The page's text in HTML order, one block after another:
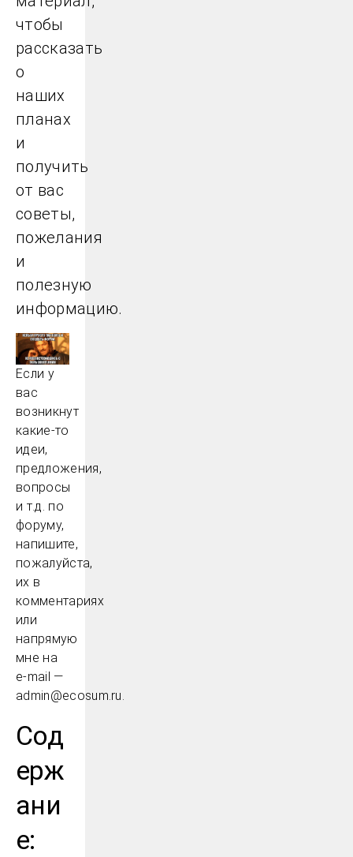
чтобы
рассказать
о
наших
планах
и
получить
от вас
советы,
пожелания
и
полезную
информацию.
Если у
вас
возникнут
какие-то
идеи,
предложения,
вопросы
и т.д. по
форуму,
напишите,
пожалуйста,
их в
комментариях
или
напрямую
мне на
e-mail —
admin@ecosum.ru.
Сод
ерж
ани
е: